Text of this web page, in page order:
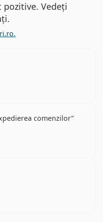
pozitive. Vedeți
comenzilor